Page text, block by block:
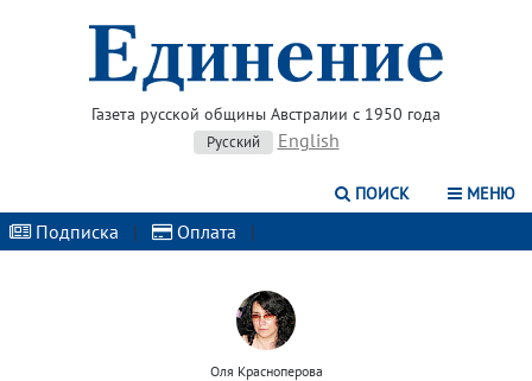
Газета русской общины Австралии с 1950 года
Русский English
ПОИСК МЕНЮ
Подписка | Оплата |
Оля Красноперова